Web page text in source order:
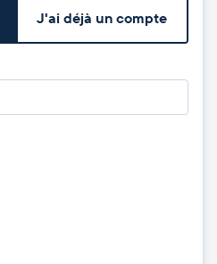
J'ai déjà un compte